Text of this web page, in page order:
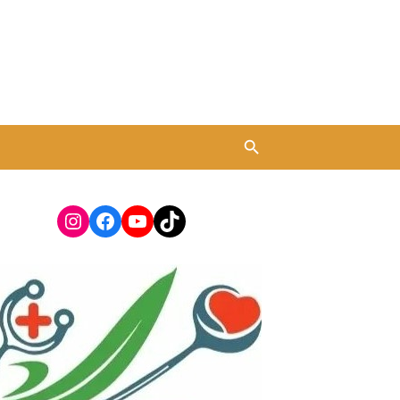
Instagram
Facebook
YouTube
TikTok